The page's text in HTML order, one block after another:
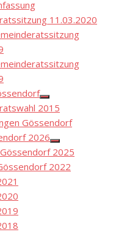
menu11.03.2020
Show
sub
menu
2015
Gössendorf
2026
Show
sub
menu
2025
2022